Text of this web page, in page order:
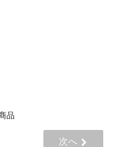
品
次へ